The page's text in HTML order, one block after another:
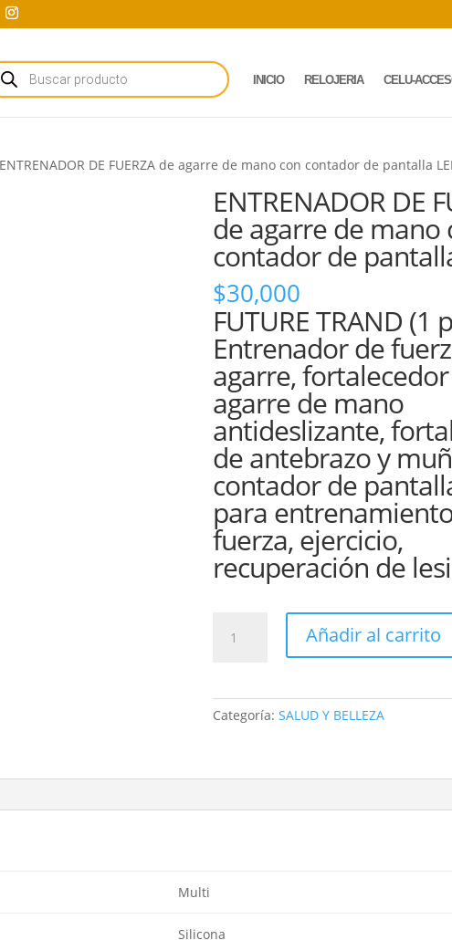
INICIO RELOJERIA CELU-
DE FUERZA de agarre de mano con contador de pantalla
ENTRENADOR DE
de agarre de mano
contador de
$30,000
FUTURE TRAND (1
Entrenador de
agarre,
agarre de mano
antideslizante,
de antebrazo y
contador de
para
fuerza, ejercicio,
recuperación de
de
Añadir al carrito
Categoría:SALUD Y BELLEZA
Multi
Silicona